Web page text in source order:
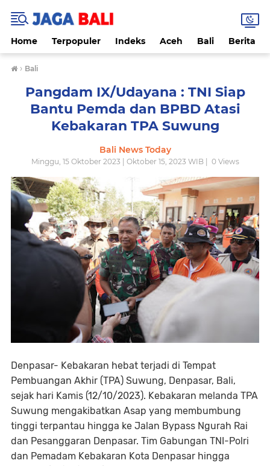
Home Terpopuler Indeks Aceh Bali Berita
› Bali
Pangdam IX/Udayana : TNI Siap
Bantu Pemda dan BPBD Atasi
Kebakaran TPA Suwung
Bali News Today
Minggu, 15 Oktober 2023 | Oktober 15, 2023 WIB | 0Views
Denpasar- Kebakaran hebat terjadi di Tempat
Pembuangan Akhir (TPA) Suwung, Denpasar, Bali,
sejak hari Kamis (12/10/2023). Kebakaran melanda TPA
Suwung mengakibatkan Asap yang membumbung
tinggi terpantau hingga ke Jalan Bypass Ngurah Rai
dan Pesanggaran Denpasar. Tim Gabungan TNI-Polri
dan Pemadam Kebakaran Kota Denpasar hingga